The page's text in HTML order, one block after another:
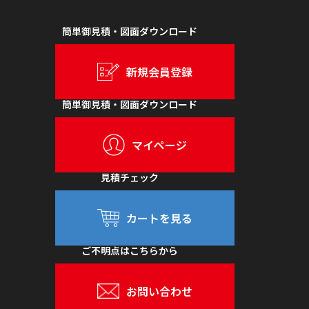
簡単御見積・図面ダウンロード
新規会員登録
簡単御見積・図面ダウンロード
マイページ
見積チェック
カートを見る
ご不明点はこちらから
お問い合わせ